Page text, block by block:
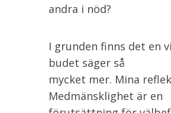
andra i nöd?
I grunden finns det en
budet säger så
mycket mer. Mina
Medmänsklighet är en